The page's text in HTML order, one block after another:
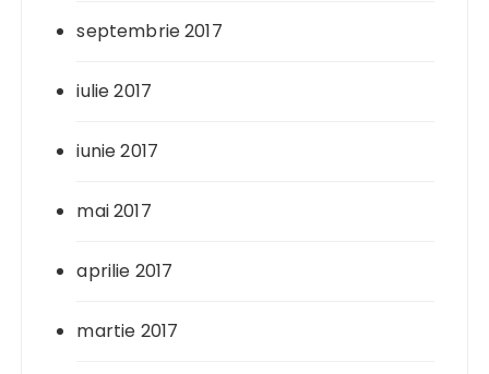
septembrie 2017
iulie 2017
iunie 2017
mai 2017
aprilie 2017
martie 2017